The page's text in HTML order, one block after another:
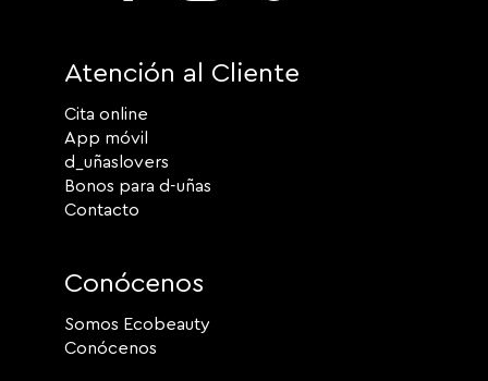
Atención al Cliente
Cita online
App móvil
d_uñaslovers
Bonos para d-uñas
Contacto
Conócenos
Somos Ecobeauty
Conócenos